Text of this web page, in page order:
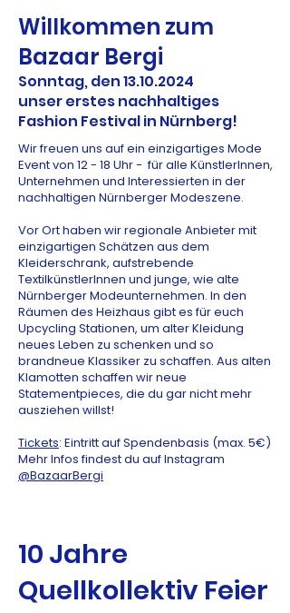
Willkommen zum
Bazaar Bergi
Sonntag, den13.10.2024
unser erstes nachhaltiges
Fashion Festival in Nürnberg!
Wir freuen uns auf ein einzigartiges Mode
Event von 12 - 18 Uhr - für alle KünstlerInnen,
Unternehmen und Interessierten in der
nachhaltigen Nürnberger Modeszene.
Vor Ort haben wir regionale Anbieter mit
einzigartigen Schätzen aus dem
Kleiderschrank, aufstrebende
TextilkünstlerInnen und junge, wie alte
Nürnberger Modeunternehmen. In den
Räumen des Heizhaus gibt es für euch
Upcycling Stationen, um alter Kleidung
neues Leben zu schenken und so
brandneue Klassiker zu schaffen. Aus alten
Klamotten schaffen wir neue
Statementpieces, die du gar nicht mehr
ausziehen willst!
Tickets: Eintritt auf Spendenbasis (max. 5€)
Mehr Infos findest du auf Instagram
@BazaarBergi
10 Jahre
Quellkollektiv Feier